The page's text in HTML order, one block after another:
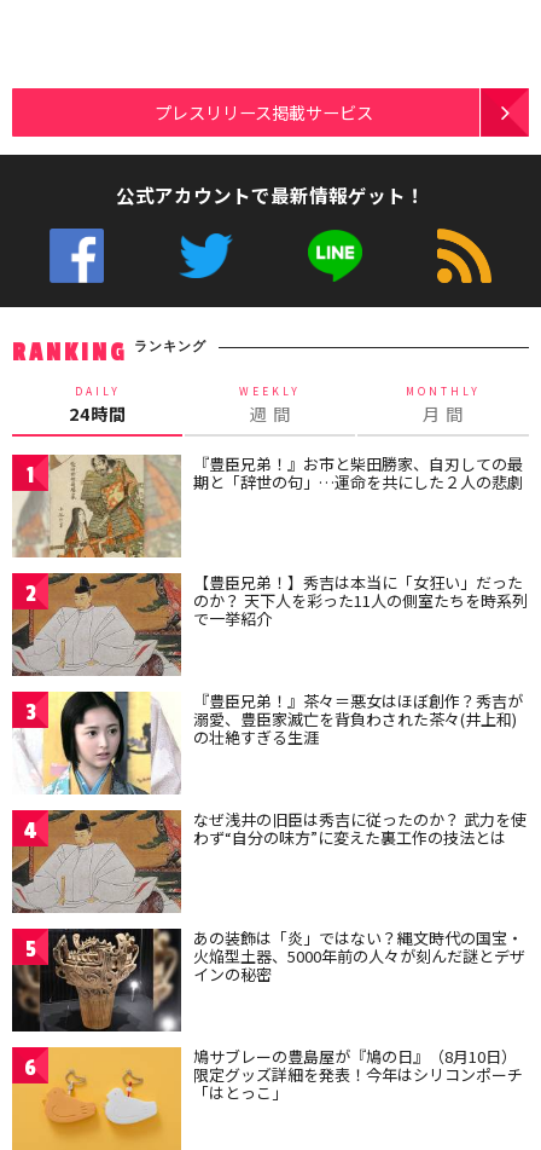
プレスリリース掲載サービス
公式アカウントで最新情報ゲット！
RANKING ランキング
DAILY
24時間
WEEKLY
週 間
MONTHLY
月 間
1 『豊臣兄弟！』お市と柴田勝家、自刃しての最
期と「辞世の句」…運命を共にした２人の悲劇
2 【豊臣兄弟！】秀吉は本当に「女狂い」だった
のか？ 天下人を彩った11人の側室たちを時系列
で一挙紹介
3 『豊臣兄弟！』茶々＝悪女はほぼ創作？秀吉が
溺愛、豊臣家滅亡を背負わされた茶々(井上和)
の壮絶すぎる生涯
4 なぜ浅井の旧臣は秀吉に従ったのか？ 武力を使
わず“自分の味方”に変えた裏工作の技法とは
5 あの装飾は「炎」ではない？縄文時代の国宝・
火焔型土器、5000年前の人々が刻んだ謎とデザ
インの秘密
6 鳩サブレーの豊島屋が『鳩の日』（8月10日）
限定グッズ詳細を発表！今年はシリコンポーチ
「はとっこ」